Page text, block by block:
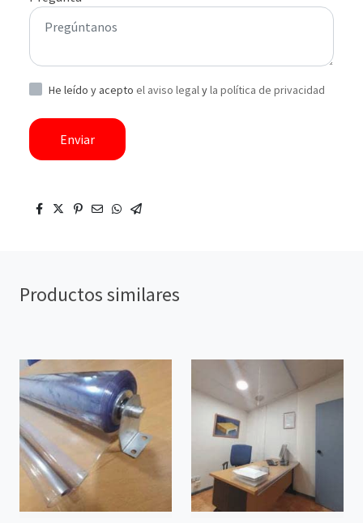
He leído y acepto el aviso legalyla política de privacidad
Enviar
Productos similares